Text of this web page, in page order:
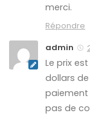
merci.
Répondre
admin
Le prix
dollars
paiement
pas de